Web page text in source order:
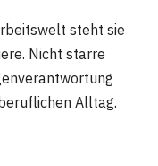
steht sie
Nicht starre
Alltag.